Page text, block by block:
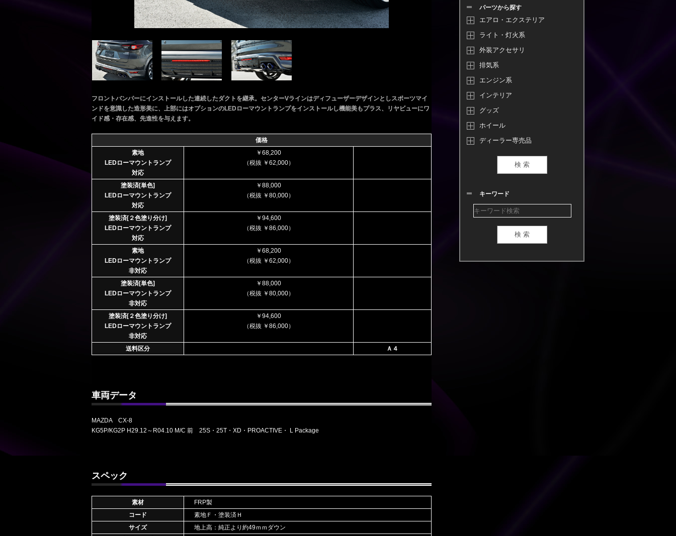
フロントバンパーにインストールした連続したダクトを継承。センターVラインはディフューザーデザインとしスポーツマイ
ンドを意識した造形美に、上部にはオプションのLEDローマウントランプをインストールし機能美もプラス、リヤビューにワ
イド感・存在感、先進性を与えます。
価格
素地
LEDローマウントランプ
対応
￥68,200
（税抜 ￥62,000）
塗装済[単色]
LEDローマウントランプ
対応
￥88,000
（税抜 ￥80,000）
塗装済[２色塗り分け]
LEDローマウントランプ
対応
￥94,600
（税抜 ￥86,000）
素地
LEDローマウントランプ
非対応
￥68,200
（税抜 ￥62,000）
塗装済[単色]
LEDローマウントランプ
非対応
￥88,000
（税抜 ￥80,000）
塗装済[２色塗り分け]
LEDローマウントランプ
非対応
￥94,600
（税抜 ￥86,000）
送料区分 Ａ４
車両データ
MAZDA CX-8
KG5P/KG2P H29.12～R04.10 M/C 前 25S・25T・XD・PROACTIVE・ L Package
スペック
素材
FRP製
コード
素地Ｆ・塗装済Ｈ
サイズ
地上高：純正より約49ｍｍダウン
パーツから探す
エアロ・エクステリア
ライト・灯火系
外装アクセサリ
排気系
エンジン系
インテリア
グッズ
ホイール
ディーラー専売品
キーワード